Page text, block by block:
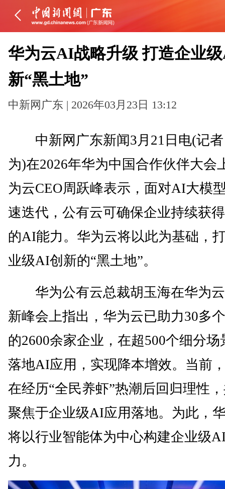
华为云AI战略升级 打造企业
新“黑土地”
中新网广东 | 2026年03月23日 13:12
中新网广东新闻3月21日电(记者
为)在2026年华为中国合作伙伴大会
为云CEO周跃峰表示，面对AI大模
速迭代，公有云可确保企业持续获
的AI能力。华为云将以此为基础，
业级AI创新的“黑土地”。
华为公有云总裁胡玉海在华为
新峰会上指出，华为云已助力30多
的2600余家企业，在超500个细分场
落地AI应用，实现降本增效。当前
在经历“全民养虾”热潮后回归理性
聚焦于企业级AI应用落地。为此，
将以行业智能体为中心构建企业级
力。